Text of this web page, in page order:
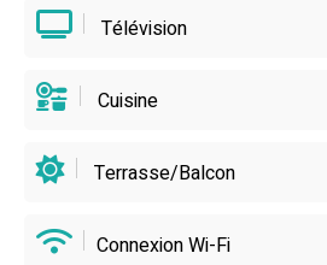
Télévision
Cuisine
Terrasse/Balcon
Connexion Wi-Fi